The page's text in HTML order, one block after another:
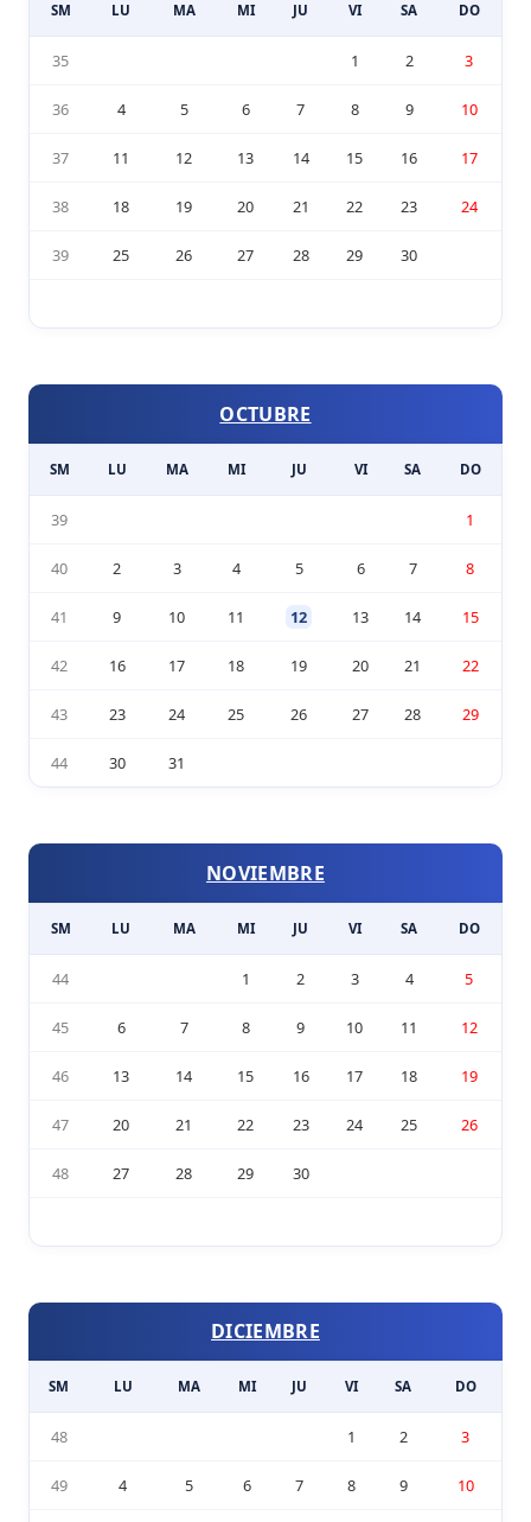
SM LU MA MI JU VI SA DO
35 1 2 3
36 4 5 6 7 8 9 10
37 11 12 13 14 15 16 17
38 18 19 20 21 22 23 24
39 25 26 27 28 29 30
OCTUBRE
SM LU MA MI JU VI SA DO
39 1
40 2 3 4 5 6 7 8
41 9 10 11 12 13 14 15
42 16 17 18 19 20 21 22
43 23 24 25 26 27 28 29
44 30 31
NOVIEMBRE
SM LU MA MI JU VI SA DO
44 1 2 3 4 5
45 6 7 8 9 10 11 12
46 13 14 15 16 17 18 19
47 20 21 22 23 24 25 26
48 27 28 29 30
DICIEMBRE
SM LU MA MI JU VI SA DO
48 1 2 3
49 4 5 6 7 8 9 10